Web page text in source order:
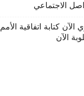
الاجتماعي
الآن كتابة اتفاقية
الآن